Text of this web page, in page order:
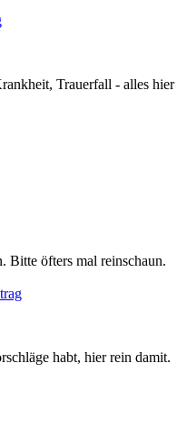
Trauerfall - alles hier
öfters mal reinschaun.
habt, hier rein damit.